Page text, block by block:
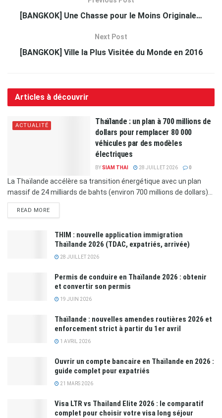
[BANGKOK] Une Chasse pour le Moins Originale…
Next Post
[BANGKOK] Ville la Plus Visitée du Monde en 2016
Articles à découvrir
ACTUALITÉ
Thaïlande : un plan à 700 millions de
dollars pour remplacer 80 000
véhicules par des modèles
électriques
BYSIAM THAI 28 JUILLET 2026 0
La Thaïlande accélère sa transition énergétique avec un plan
massif de 24 milliards de bahts (environ 700 millions de dollars)...
READ MORE
THIM : nouvelle application immigration
Thaïlande 2026 (TDAC, expatriés, arrivée)
28 JUILLET 2026
Permis de conduire en Thaïlande 2026 : obtenir
et convertir son permis
19 JUIN 2026
Thaïlande : nouvelles amendes routières 2026 et
enforcement strict à partir du 1er avril
1 AVRIL 2026
Ouvrir un compte bancaire en Thaïlande en 2026 :
guide complet pour expatriés
21 MARS 2026
Visa LTR vs Thailand Elite 2026 : le comparatif
complet pour choisir votre visa long séjour